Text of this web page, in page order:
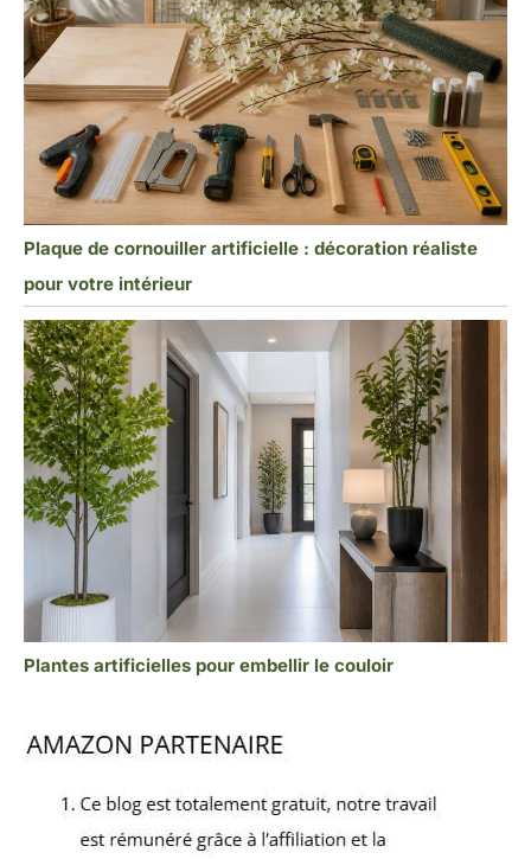
Plaque de cornouiller artificielle : décoration réaliste
pour votre intérieur
Plantes artificielles pour embellir le couloir